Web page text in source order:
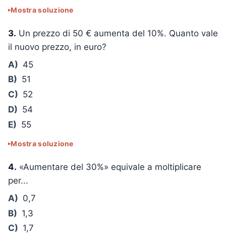
Mostra soluzione
3. Un prezzo di 50 € aumenta del 10%. Quanto vale
il nuovo prezzo, in euro?
A) 45
B) 51
C) 52
D) 54
E) 55
Mostra soluzione
4. «Aumentare del 30%» equivale a moltiplicare
per...
A) 0,7
B) 1,3
C) 1,7